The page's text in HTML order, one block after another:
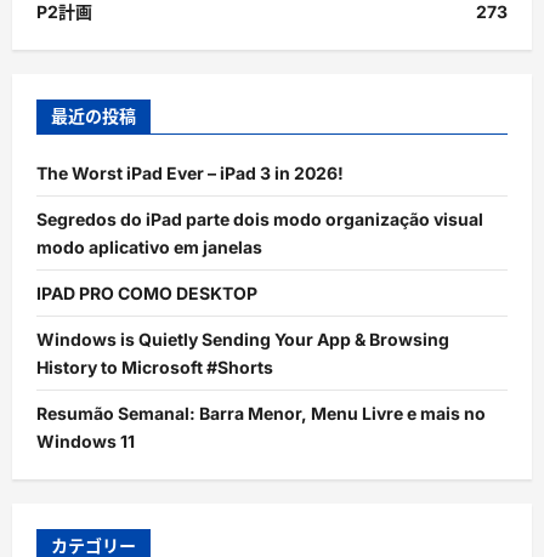
P2計画 273
最近の投稿
The Worst iPad Ever – iPad 3 in 2026!
Segredos do iPad parte dois modo organização visual
modo aplicativo em janelas
IPAD PRO COMO DESKTOP
Windows is Quietly Sending Your App & Browsing
History to Microsoft #Shorts
Resumão Semanal: Barra Menor, Menu Livre e mais no
Windows 11
カテゴリー